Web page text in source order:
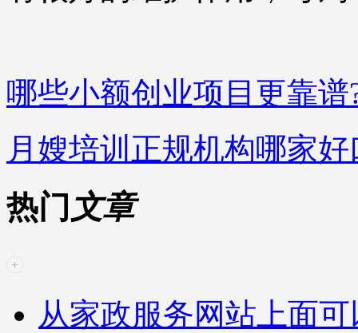
哪些小额创业项目更靠谱
月嫂培训正规机构哪家
热门 文章
从家政服务网站上面